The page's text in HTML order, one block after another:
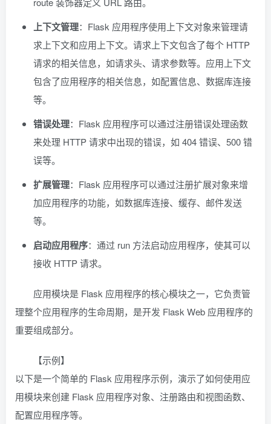
上下文管理：Flask 应用程序使用上下文对象来管理请
求上下文和应用上下文。请求上下文包含了每个 HTTP
请求的相关信息，如请求头、请求参数等。应用上下文
包含了应用程序的相关信息，如配置信息、数据库连接
等。
错误处理：Flask 应用程序可以通过注册错误处理函数
来处理 HTTP 请求中出现的错误，如 404 错误、500 错
误等。
扩展管理：Flask 应用程序可以通过注册扩展对象来增
加应用程序的功能，如数据库连接、缓存、邮件发送
等。
启动应用程序：通过 run 方法启动应用程序，使其可以
接收 HTTP 请求。
应用模块是 Flask 应用程序的核心模块之一，它负责管
理整个应用程序的生命周期，是开发 Flask Web 应用程序的
重要组成部分。
【示例】
以下是一个简单的 Flask 应用程序示例，演示了如何使用应
用模块来创建 Flask 应用程序对象、注册路由和视图函数、
配置应用程序等。